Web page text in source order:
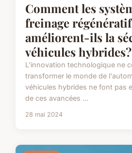
Comment les
freinage régénératif
améliorent-ils la
véhicules hybrides?
L'innovation technologique ne
transformer le monde de
véhicules hybrides ne font pas
de ces avancées ...
28 mai 2024